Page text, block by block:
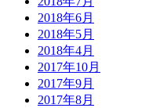
2018年6月
2018年5月
2018年4月
2017年10月
2017年9月
2017年8月